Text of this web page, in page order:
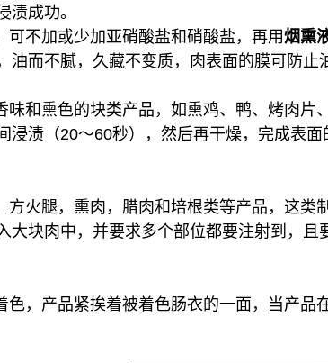
渍成功。
不加或少加亚硝酸盐和硝酸盐，再用烟熏
油而不腻，久藏不变质，肉表面的膜可防止
和熏色的块类产品，如熏鸡、鸭、烤肉片
浸渍（20～60秒），然后再干燥，完成表
火腿，熏肉，腊肉和培根类等产品，这类
大块肉中，并要求多个部位都要注射到，且
色，产品紧挨着被着色肠衣的一面，当产